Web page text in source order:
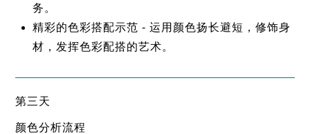
务。
精彩的色彩搭配示范 - 运用颜色扬长避短，修饰身
材，发挥色彩配搭的艺术。
第三天
颜色分析流程